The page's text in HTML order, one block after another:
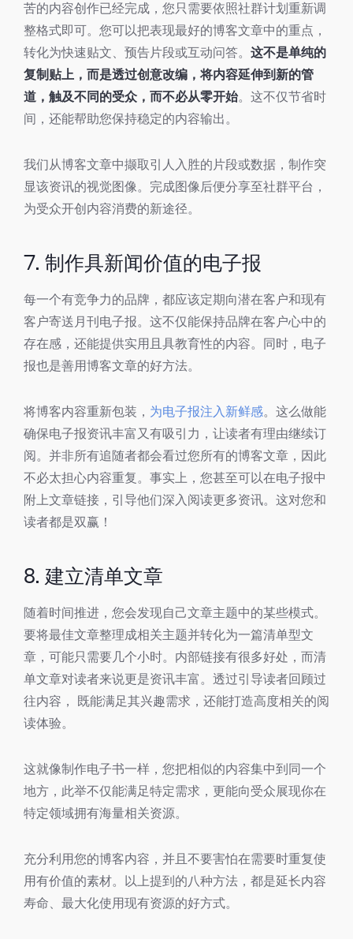
苦的内容创作已经完成，您只需要依照社群计划重新调
整格式即可。您可以把表现最好的博客文章中的重点，
转化为快速贴文、预告片段或互动问答。 这不是单纯的
复制贴上，而是透过创意改编，将内容延伸到新的管
道，触及不同的受众，而不必从零开始。这不仅节省时
间，还能帮助您保持稳定的内容输出。
我们从博客文章中撷取引人入胜的片段或数据，制作突
显该资讯的视觉图像。完成图像后便分享至社群平台，
为受众开创内容消费的新途径。
7. 制作具新闻价值的电子报
每一个有竞争力的品牌，都应该定期向潜在客户和现有
客户寄送月刊电子报。这不仅能保持品牌在客户心中的
存在感，还能提供实用且具教育性的内容。同时，电子
报也是善用博客文章的好方法。
将博客内容重新包装， 为电子报注入新鲜感。这么做能
确保电子报资讯丰富又有吸引力，让读者有理由继续订
阅。并非所有追随者都会看过您所有的博客文章，因此
不必太担心内容重复。事实上，您甚至可以在电子报中
附上文章链接，引导他们深入阅读更多资讯。这对您和
读者都是双赢！
8. 建立清单文章
随着时间推进，您会发现自己文章主题中的某些模式。
要将最佳文章整理成相关主题并转化为一篇清单型文
章，可能只需要几个小时。内部链接有很多好处，而清
单文章对读者来说更是资讯丰富。透过引导读者回顾过
往内容， 既能满足其兴趣需求，还能打造高度相关的阅
读体验。
这就像制作电子书一样，您把相似的内容集中到同一个
地方，此举不仅能满足特定需求，更能向受众展现你在
特定领域拥有海量相关资源。
充分利用您的博客内容，并且不要害怕在需要时重复使
用有价值的素材。以上提到的八种方法，都是延长内容
寿命、最大化使用现有资源的好方式。